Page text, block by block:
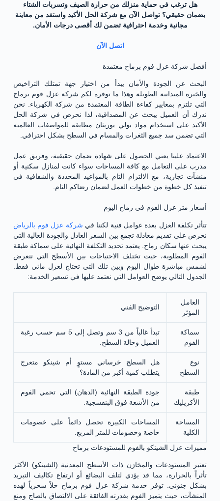
هل ترغب في حماية منزلك من حرارة الصيف وتسربات الشتاء
بضمان حقيقي؟ تواصل الآن مع شركة الحل الأكيد واستفد من معاينة
مجانية وخدمة احترافية تضمن لك أقصى درجات الأمان.
اتصل الآن
أفضل شركة عزل فوم برماح معتمدة
البحث عن الجودة والأمان يبدأ من اختيار جهة تمتلك التراخيص
والخبرة الميدانية الطويلة وهذا ما توفره لكم شركة عزل فوم برماح
التي تلتزم بمعايير كفاءة الطاقة المعتمدة من شركة الكهرباء. نحن
ندرك أن العميل يبحث عن المصداقية، لذا نحرص في شركة الحل
الأكيد على استخدام مواد بولي يوريثان مطابقة للمواصفات العالمية
التي تضمن سد جميع الثغرات والمسام في السطح بشكل احترافي.
الاعتماد علينا يعني الحصول على شهادة ضمان حقيقية، وفريق عمل
مدرب على التعامل مع كافة المساحات سواء كانت لمنازل سكنية أو
منشآت تجارية، مع الالتزام التام بالمواعيد المحددة والشفافية في
تنفيذ كل خطوة من خطوات العمل لضمان رضاكم التام.
أسعار متر عزل الفوم في رماح اليوم
تتأثر تكلفة العزل بعدة عوامل فنية لكننا في شركة عزل فوم بالرياض
نحرص على تقديم معادلة تجمع بين السعر العادل والجودة العالية التي
يبحث عنها سكان رماح. يعتمد تحديد التكلفة النهائية على سماكة طبقة
الفوم المطلوبة، حيث تختلف الاحتياجات بين الأسطح التي تتعرض
لشمس مباشرة طوال اليوم وبين تلك التي تحتاج لعزل مائي فقط.
الجدول التالي يوضح العوامل التي نعتمد عليها في تسعير الخدمة:
العامل
المؤثر
التوضيح الفني
سماكة
الفوم
تبدأ غالباً من 3 سم وتصل إلى 5 سم حسب رغبة
العميل وحالة السطح.
نوع
السطح
هل السطح خرساني مستوٍ أم شينكو متعرج
يتطلب كمية أكبر من المادة؟
طبقة
الأكريليك
جودة الطبقة النهائية (الدهان) التي تحمي الفوم
من الأشعة فوق البنفسجية.
المساحة
الكلية
المساحات الكبيرة تحصل دائماً على خصومات
خاصة وخصومات للمتر المربع.
مميزات عزل الشينكو بالفوم للمستودعات برماح
تعتبر المستودعات والمخازن ذات الأسطح المعدنية (الشينكو) الأكثر
تأثراً بالحرارة، مما قد يؤدي لتلف البضائع أو ارتفاع تكاليف التبريد
بشكل جنوني. توفر خدمة شركة عزل فوم برماح حلاً سحرياً لهذه
المنشآت، حيث يتميز الفوم بقدرته الفائقة على الالتصاق بالصاج ومنع